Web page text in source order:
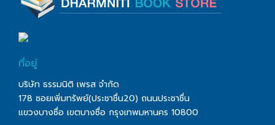
ที่อยู่
บริษัท ธรรมนิติ เพรส จำกัด
178 ซอยเพิ่มทรัพย์(ประชาชื่น20) ถนนประชาชื่น
แขวงบางซื่อ เขตบางซื่อ กรุงเทพมหานคร 10800